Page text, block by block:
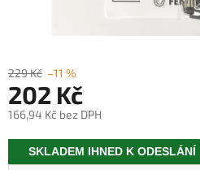
229 Kč –11 %
202 Kč
166,94 Kč bez DPH
Měrná
cena:SKLADEM IHNED K ODESLÁNÍ